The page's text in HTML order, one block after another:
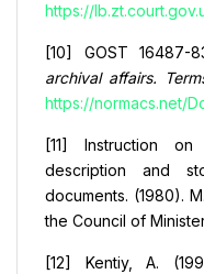
https://
[10] GOST 16487-
archival affairs.
https://normacs.net/
[11] Instruction on
description and
documents. (1980).
the Council of
[12] Kentiy, A.